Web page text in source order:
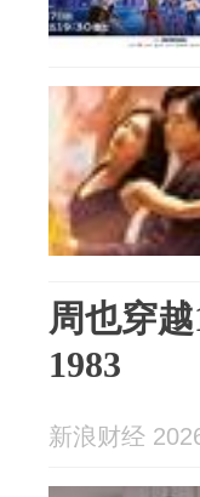
周也穿
1983
新浪财经